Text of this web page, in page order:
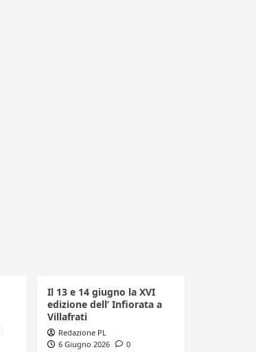
Il 13 e 14 giugno la XVI
edizione dell’ Infiorata a
Villafrati
Redazione PL
6 Giugno 2026
0